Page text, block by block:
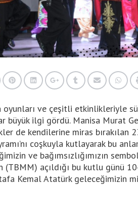
oyunları ve çeşitli etkinlikleriyle
büyük ilgi gördü. Manisa Murat
de kendilerine miras bırakılan
coşkuyla kutlayarak bu
ve bağımsızlığımızın
(TBMM) açıldığı bu kutlu günü
Kemal Atatürk geleceğimizin